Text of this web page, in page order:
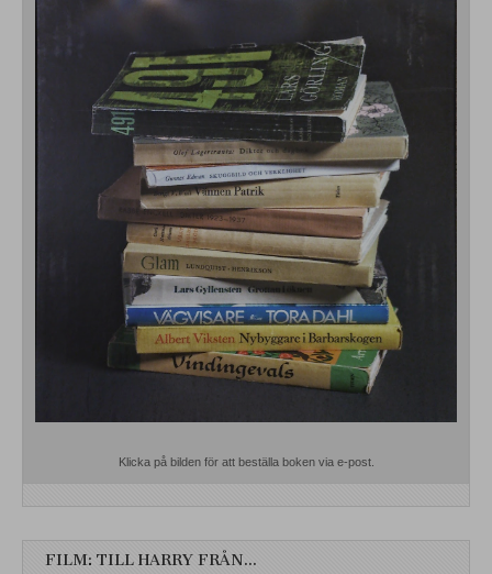
Klicka på bilden för att beställa boken via e-post.
FILM: TILL HARRY FRÅN…